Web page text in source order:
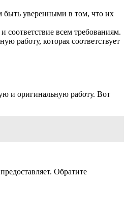
быть уверенными в том, что их
соответствие всем требованиям.
работу, которая соответствует
и оригинальную работу. Вот
Обратите